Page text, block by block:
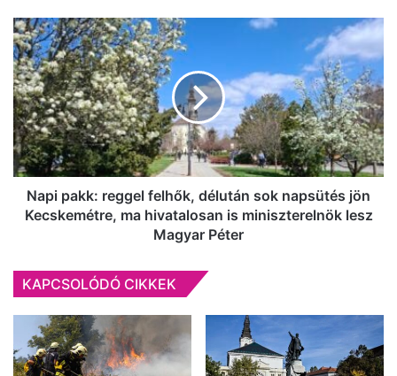
(fotókkal)
Napi
pakk:
reggel
felhők,
délután
sok
napsütés
jön
Kecskemétre,
ma
hivatalosan
Magyar
Napi pakk: reggel felhők, délután sok napsütés jön
Kecskemétre, ma hivatalosan is miniszterelnök lesz
Magyar Péter
KAPCSOLÓDÓ CIKKEK